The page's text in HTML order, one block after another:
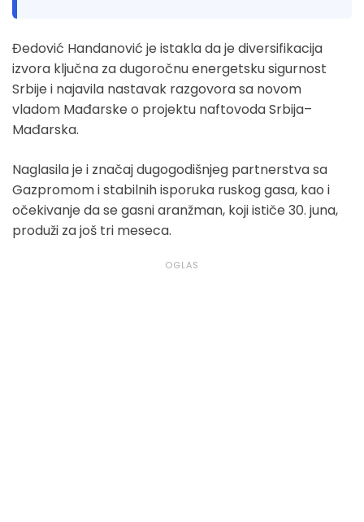
Đedović Handanović je istakla da je diversifikacija
izvora ključna za dugoročnu energetsku sigurnost
Srbije i najavila nastavak razgovora sa novom
vladom Mađarske o projektu naftovoda Srbija–
Mađarska.
Naglasila je i značaj dugogodišnjeg partnerstva sa
Gazpromom i stabilnih isporuka ruskog gasa, kao i
očekivanje da se gasni aranžman, koji ističe 30. juna,
produži za još tri meseca.